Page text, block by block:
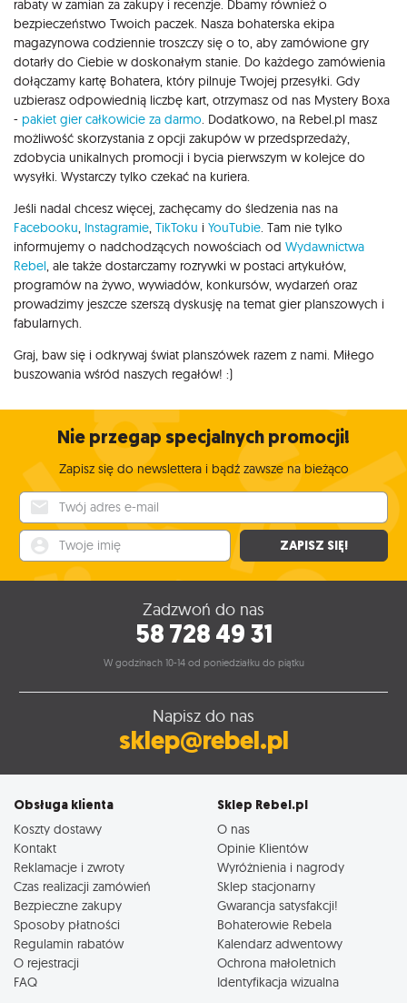
rabaty w zamian za zakupy i recenzje. Dbamy również o
bezpieczeństwo Twoich paczek. Nasza bohaterska ekipa
magazynowa codziennie troszczy się o to, aby zamówione gry
dotarły do Ciebie w doskonałym stanie. Do każdego zamówienia
dołączamy kartę Bohatera, który pilnuje Twojej przesyłki. Gdy
uzbierasz odpowiednią liczbę kart, otrzymasz od nas Mystery Boxa
- pakiet gier całkowicie za darmo . Dodatkowo, na Rebel.pl masz
możliwość skorzystania z opcji zakupów w przedsprzedaży,
zdobycia unikalnych promocji i bycia pierwszym w kolejce do
wysyłki. Wystarczy tylko czekać na kuriera.
Jeśli nadal chcesz więcej, zachęcamy do śledzenia nas na
Facebooku Instagramie TikToku i YouTubie . Tam nie tylko
informujemy o nadchodzących nowościach od Wydawnictwa
Rebel , ale także dostarczamy rozrywki w postaci artykułów,
programów na żywo, wywiadów, konkursów, wydarzeń oraz
prowadzimy jeszcze szerszą dyskusję na temat gier planszowych i
fabularnych.
Graj, baw się i odkrywaj świat planszówek razem z nami. Miłego
buszowania wśród naszych regałów! :)
Nie przegap specjalnych promocji!
Zapisz się do newslettera i bądź zawsze na bieżąco
ZAPISZ SIĘ!
Zadzwoń do nas
58 728 49 31
W godzinach 10-14 od poniedziałku do piątku
Napisz do nas
sklep@rebel.pl
Obsługa klienta
Koszty dostawy
Kontakt
Reklamacje i zwroty
Czas realizacji zamówień
Bezpieczne zakupy
Sposoby płatności
Regulamin rabatów
O rejestracji
FAQ
Sklep Rebel.pl
O nas
Opinie Klientów
Wyróżnienia i nagrody
Sklep stacjonarny
Gwarancja satysfakcji!
Bohaterowie Rebela
Kalendarz adwentowy
Ochrona małoletnich
Identyfikacja wizualna